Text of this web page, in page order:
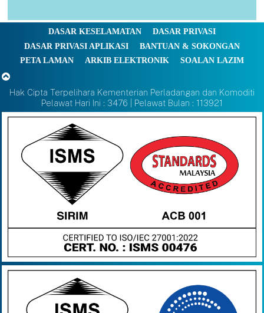
DASAR KESELAMATAN
DASAR PRIVASI
DASAR PRIVASI APLIKASI
BANTUAN & SOKONGAN
PETA LAMAN
ARKIB ELEKTRONIK SOALAN LAZIM
Hak Cipta Terpelihara Kementerian Perladangan dan Komoditi
Pelawat Hari Ini : 3476 | Pelawat Bulan : 113921